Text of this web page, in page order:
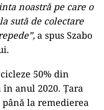
noastră pe care o
sută de colectare
a spus Szabo
50% din
anul 2020. Țara
la remedierea